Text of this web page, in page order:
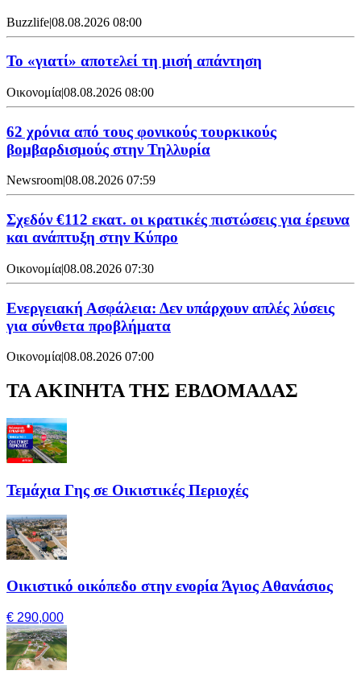
Buzzlife|08.08.2026 08:00
Το «γιατί» αποτελεί τη μισή απάντηση
Οικονομία|08.08.2026 08:00
62 χρόνια από τους φονικούς τουρκικούς
βομβαρδισμούς στην Τηλλυρία
Newsroom|08.08.2026 07:59
Σχεδόν €112 εκατ. οι κρατικές πιστώσεις για έρευνα
και ανάπτυξη στην Κύπρο
Οικονομία|08.08.2026 07:30
Ενεργειακή Ασφάλεια: Δεν υπάρχουν απλές λύσεις
για σύνθετα προβλήματα
Οικονομία|08.08.2026 07:00
ΤΑ ΑΚΙΝΗΤΑ ΤΗΣ ΕΒΔΟΜΑΔΑΣ
Τεμάχια Γης σε Οικιστικές Περιοχές
Οικιστικό οικόπεδο στην ενορία Άγιος Αθανάσιος
€ 290,000